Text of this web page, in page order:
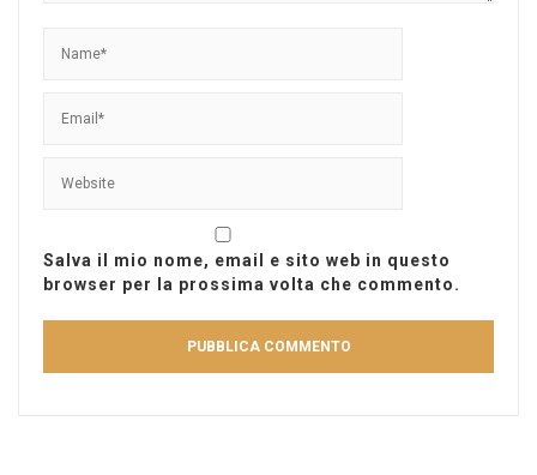
Salva il mio nome, email e sito web in questo
browser per la prossima volta che commento.